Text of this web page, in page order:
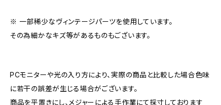
※ 一部稀少なヴィンテージパーツを使用しています。
その為細かなキズ等があるものもございます。
PCモニターや光の入り方により、実際の商品と比較した場合色味
に若干の誤差が生じる場合がございます。
商品を平置きにし、メジャーによる手作業にて採寸しております